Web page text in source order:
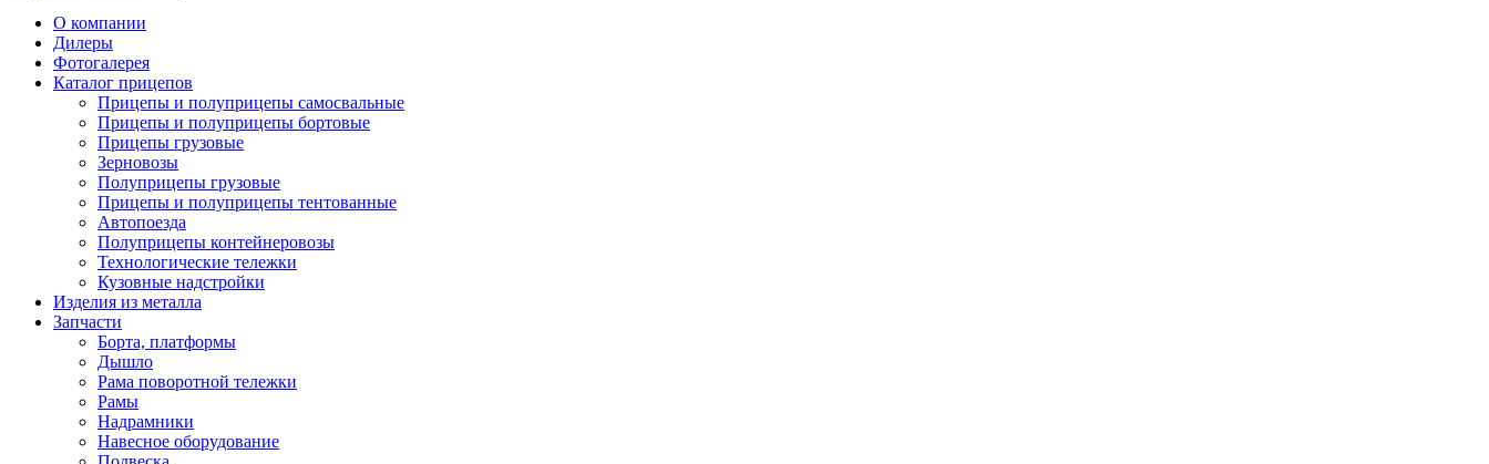
О компании
Дилеры
Фотогалерея
Каталог прицепов
Прицепы и полуприцепы самосвальные
Прицепы и полуприцепы бортовые
Прицепы грузовые
Зерновозы
Полуприцепы грузовые
Прицепы и полуприцепы тентованные
Автопоезда
Полуприцепы контейнеровозы
Технологические тележки
Кузовные надстройки
Изделия из металла
Запчасти
Борта, платформы
Дышло
Рама поворотной тележки
Рамы
Надрамники
Навесное оборудование